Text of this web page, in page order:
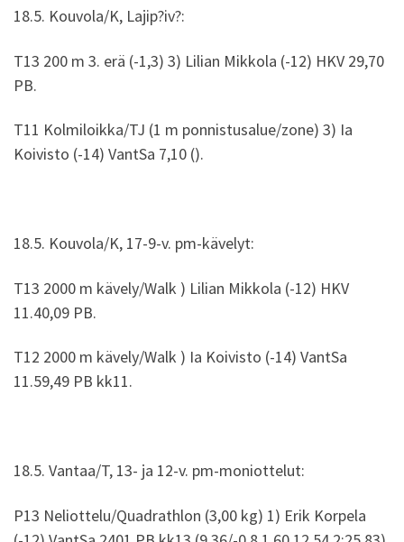
18.5. Kouvola/K, Lajip?iv?:
T13 200 m 3. erä (-1,3) 3) Lilian Mikkola (-12) HKV 29,70
PB.
T11 Kolmiloikka/TJ (1 m ponnistusalue/zone) 3) Ia
Koivisto (-14) VantSa 7,10 ().
18.5. Kouvola/K, 17-9-v. pm-kävelyt:
T13 2000 m kävely/Walk ) Lilian Mikkola (-12) HKV
11.40,09 PB.
T12 2000 m kävely/Walk ) Ia Koivisto (-14) VantSa
11.59,49 PB kk11.
18.5. Vantaa/T, 13- ja 12-v. pm-moniottelut:
P13 Neliottelu/Quadrathlon (3,00 kg) 1) Erik Korpela